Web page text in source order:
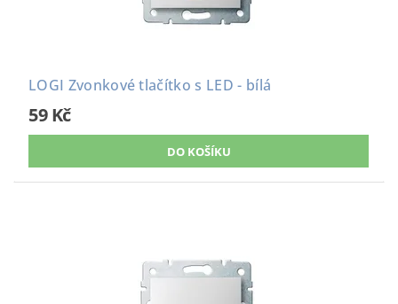
LOGI Zvonkové tlačítko s LED - bílá
59 Kč